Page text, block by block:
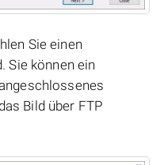
Sie einen
Sie können ein
Bild über FTP